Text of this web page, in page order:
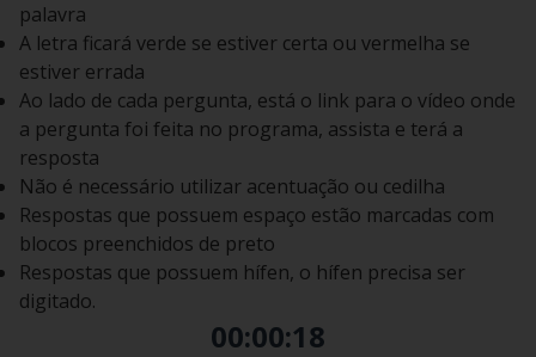
palavra
A letra ficará verde se estiver certa ou vermelha se
estiver errada
Ao lado de cada pergunta, está o link para o vídeo onde
a pergunta foi feita no programa, assista e terá a
resposta
Não é necessário utilizar acentuação ou cedilha
Respostas que possuem espaço estão marcadas com
blocos preenchidos de preto
Respostas que possuem hífen, o hífen precisa ser
digitado.
00:00:19